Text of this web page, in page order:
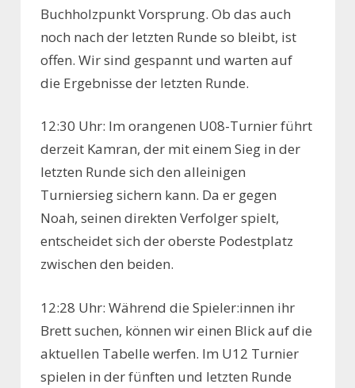
Buchholzpunkt Vorsprung. Ob das auch
noch nach der letzten Runde so bleibt, ist
offen. Wir sind gespannt und warten auf
die Ergebnisse der letzten Runde.
12:30 Uhr: Im orangenen U08-Turnier führt
derzeit Kamran, der mit einem Sieg in der
letzten Runde sich den alleinigen
Turniersieg sichern kann. Da er gegen
Noah, seinen direkten Verfolger spielt,
entscheidet sich der oberste Podestplatz
zwischen den beiden.
12:28 Uhr: Während die Spieler:innen ihr
Brett suchen, können wir einen Blick auf die
aktuellen Tabelle werfen. Im U12 Turnier
spielen in der fünften und letzten Runde